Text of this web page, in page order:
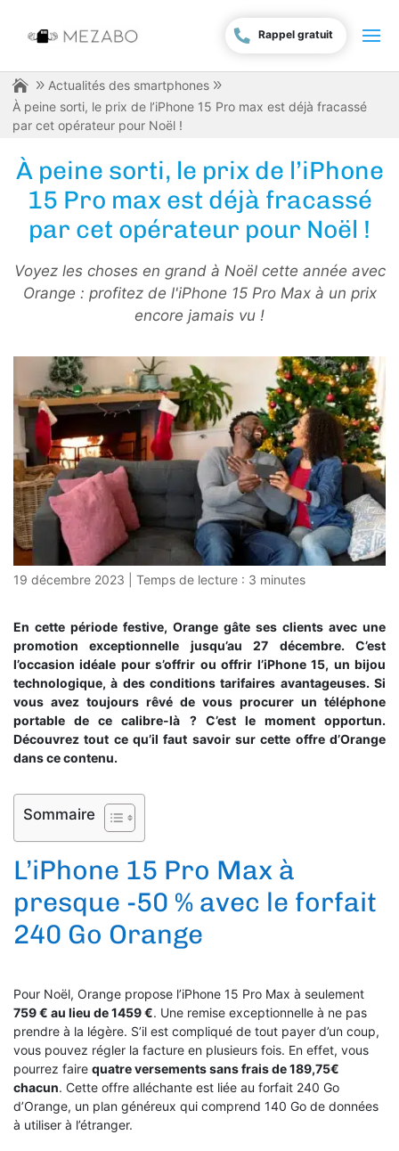
Rappel gratuit
Actualités des smartphones
À peine sorti, le prix de l’iPhone 15 Pro max est déjà fracassé
par cet opérateur pour Noël !
À peine sorti, le prix de l’iPhone
15 Pro max est déjà fracassé
par cet opérateur pour Noël !
Voyez les choses en grand à Noël cette année avec
Orange : profitez de l'iPhone 15 Pro Max à un prix
encore jamais vu !
19 décembre 2023 Temps de lecture : 3 minutes
En cette période festive, Orange gâte ses clients avec une
promotion exceptionnelle jusqu’au 27 décembre. C’est
l’occasion idéale pour s’offrir ou offrir l’iPhone 15, un bijou
technologique, à des conditions tarifaires avantageuses. Si
vous avez toujours rêvé de vous procurer un téléphone
portable de ce calibre-là ? C’est le moment opportun.
Découvrez tout ce qu’il faut savoir sur cette offre d’Orange
dans ce contenu.
Sommaire
L’iPhone 15 Pro Max à
presque -50 % avec le forfait
240 Go Orange
Pour Noël, Orange propose l’iPhone 15 Pro Max à seulement
759 € au lieu de 1459 €. Une remise exceptionnelle à ne pas
prendre à la légère. S’il est compliqué de tout payer d’un coup,
vous pouvez régler la facture en plusieurs fois. En effet, vous
pourrez faire quatre versements sans frais de 189,75€
chacun. Cette offre alléchante est liée au forfait 240 Go
d’Orange, un plan généreux qui comprend 140 Go de données
à utiliser à l’étranger.